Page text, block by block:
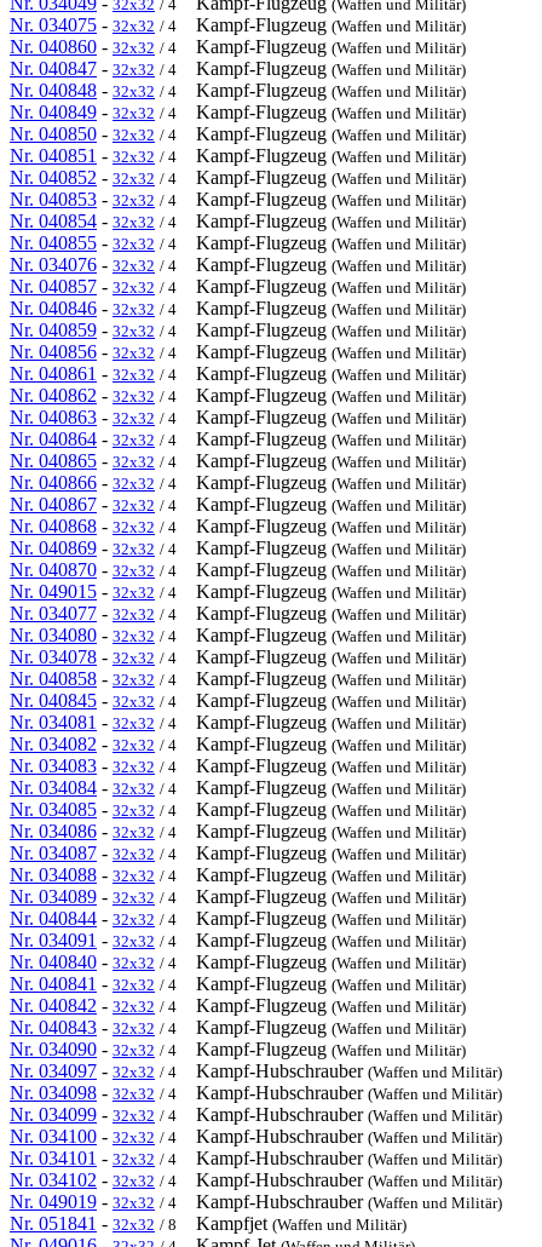
32x32 / 4 (Waffen und Militär)
Nr. 034075 - 32x32 / 4 Kampf-Flugzeug (Waffen und Militär)
Nr. 040860 - 32x32 / 4 Kampf-Flugzeug (Waffen und Militär)
Nr. 040847 - 32x32 / 4 Kampf-Flugzeug (Waffen und Militär)
Nr. 040848 - 32x32 / 4 Kampf-Flugzeug (Waffen und Militär)
Nr. 040849 - 32x32 / 4 Kampf-Flugzeug (Waffen und Militär)
Nr. 040850 - 32x32 / 4 Kampf-Flugzeug (Waffen und Militär)
Nr. 040851 - 32x32 / 4 Kampf-Flugzeug (Waffen und Militär)
Nr. 040852 - 32x32 / 4 Kampf-Flugzeug (Waffen und Militär)
Nr. 040853 - 32x32 / 4 Kampf-Flugzeug (Waffen und Militär)
Nr. 040854 - 32x32 / 4 Kampf-Flugzeug (Waffen und Militär)
Nr. 040855 - 32x32 / 4 Kampf-Flugzeug (Waffen und Militär)
Nr. 034076 - 32x32 / 4 Kampf-Flugzeug (Waffen und Militär)
Nr. 040857 - 32x32 / 4 Kampf-Flugzeug (Waffen und Militär)
Nr. 040846 - 32x32 / 4 Kampf-Flugzeug (Waffen und Militär)
Nr. 040859 - 32x32 / 4 Kampf-Flugzeug (Waffen und Militär)
Nr. 040856 - 32x32 / 4 Kampf-Flugzeug (Waffen und Militär)
Nr. 040861 - 32x32 / 4 Kampf-Flugzeug (Waffen und Militär)
Nr. 040862 - 32x32 / 4 Kampf-Flugzeug (Waffen und Militär)
Nr. 040863 - 32x32 / 4 Kampf-Flugzeug (Waffen und Militär)
Nr. 040864 - 32x32 / 4 Kampf-Flugzeug (Waffen und Militär)
Nr. 040865 - 32x32 / 4 Kampf-Flugzeug (Waffen und Militär)
Nr. 040866 - 32x32 / 4 Kampf-Flugzeug (Waffen und Militär)
Nr. 040867 - 32x32 / 4 Kampf-Flugzeug (Waffen und Militär)
Nr. 040868 - 32x32 / 4 Kampf-Flugzeug (Waffen und Militär)
Nr. 040869 - 32x32 / 4 Kampf-Flugzeug (Waffen und Militär)
Nr. 040870 - 32x32 / 4 Kampf-Flugzeug (Waffen und Militär)
Nr. 049015 - 32x32 / 4 Kampf-Flugzeug (Waffen und Militär)
Nr. 034077 - 32x32 / 4 Kampf-Flugzeug (Waffen und Militär)
Nr. 034080 - 32x32 / 4 Kampf-Flugzeug (Waffen und Militär)
Nr. 034078 - 32x32 / 4 Kampf-Flugzeug (Waffen und Militär)
Nr. 040858 - 32x32 / 4 Kampf-Flugzeug (Waffen und Militär)
Nr. 040845 - 32x32 / 4 Kampf-Flugzeug (Waffen und Militär)
Nr. 034081 - 32x32 / 4 Kampf-Flugzeug (Waffen und Militär)
Nr. 034082 - 32x32 / 4 Kampf-Flugzeug (Waffen und Militär)
Nr. 034083 - 32x32 / 4 Kampf-Flugzeug (Waffen und Militär)
Nr. 034084 - 32x32 / 4 Kampf-Flugzeug (Waffen und Militär)
Nr. 034085 - 32x32 / 4 Kampf-Flugzeug (Waffen und Militär)
Nr. 034086 - 32x32 / 4 Kampf-Flugzeug (Waffen und Militär)
Nr. 034087 - 32x32 / 4 Kampf-Flugzeug (Waffen und Militär)
Nr. 034088 - 32x32 / 4 Kampf-Flugzeug (Waffen und Militär)
Nr. 034089 - 32x32 / 4 Kampf-Flugzeug (Waffen und Militär)
Nr. 040844 - 32x32 / 4 Kampf-Flugzeug (Waffen und Militär)
Nr. 034091 - 32x32 / 4 Kampf-Flugzeug (Waffen und Militär)
Nr. 040840 - 32x32 / 4 Kampf-Flugzeug (Waffen und Militär)
Nr. 040841 - 32x32 / 4 Kampf-Flugzeug (Waffen und Militär)
Nr. 040842 - 32x32 / 4 Kampf-Flugzeug (Waffen und Militär)
Nr. 040843 - 32x32 / 4 Kampf-Flugzeug (Waffen und Militär)
Nr. 034090 - 32x32 / 4 Kampf-Flugzeug (Waffen und Militär)
Nr. 034097 - 32x32 / 4 Kampf-Hubschrauber (Waffen und Militär)
Nr. 034098 - 32x32 / 4 Kampf-Hubschrauber (Waffen und Militär)
Nr. 034099 - 32x32 / 4 Kampf-Hubschrauber (Waffen und Militär)
Nr. 034100 - 32x32 / 4 Kampf-Hubschrauber (Waffen und Militär)
Nr. 034101 - 32x32 / 4 Kampf-Hubschrauber (Waffen und Militär)
Nr. 034102 - 32x32 / 4 Kampf-Hubschrauber (Waffen und Militär)
Nr. 049019 - 32x32 / 4 Kampf-Hubschrauber (Waffen und Militär)
Nr. 051841 - 32x32 / 8 Kampfjet (Waffen und Militär)